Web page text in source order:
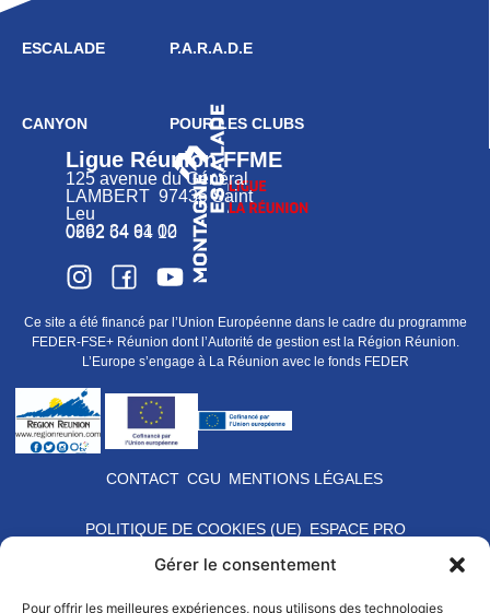
Gérer le consentement
Pour offrir les meilleures expériences, nous utilisons des technologies
ESCALADE
CANYON
P.A.R.A.D.E
POUR LES CLUBS
Ligue Réunion FFME
125 avenue du Général
LAMBERT 97436 Saint
Leu
0262 34 91 02
0692 64 64 10
Ce site a été financé par l’Union Européenne dans le cadre du programme
FEDER-FSE+ Réunion dont l’Autorité de gestion est la Région Réunion.
L’Europe s’engage à La Réunion avec le fonds FEDER
CONTACT CGU MENTIONS LÉGALES
POLITIQUE DE COOKIES (UE) ESPACE PRO